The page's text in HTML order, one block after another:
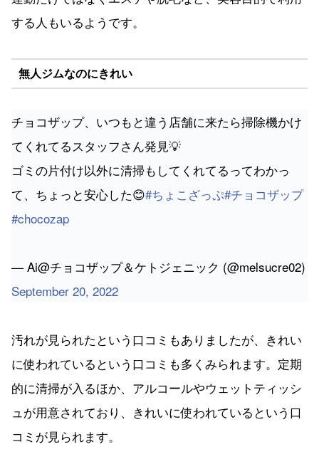
する人もいるようです。
無人ジムなのにきれい
チョコザップ、いつもと違う店舗に来たら掃除機かけ
てくれてるスタッフさん発見💡
ゴミの片付け以外に清掃もしてくれてるってわかっ
て、ちょっと安心した😊 #ちょこざっぷ #チョコザップ
#chocozap
— Ai@チョコザップ＆ケトジェニック (@melsucre02)
September 20, 2022
汚れが見られたという口コミもありましたが、きれい
に使われているという口コミも多くみられます。定期
的に清掃が入るほか、アルコールやウェットティッシ
ュが用意されており、きれいに使われているという口
コミが見られます。